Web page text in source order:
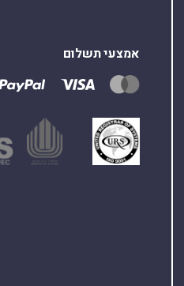
אמצעי תשלום